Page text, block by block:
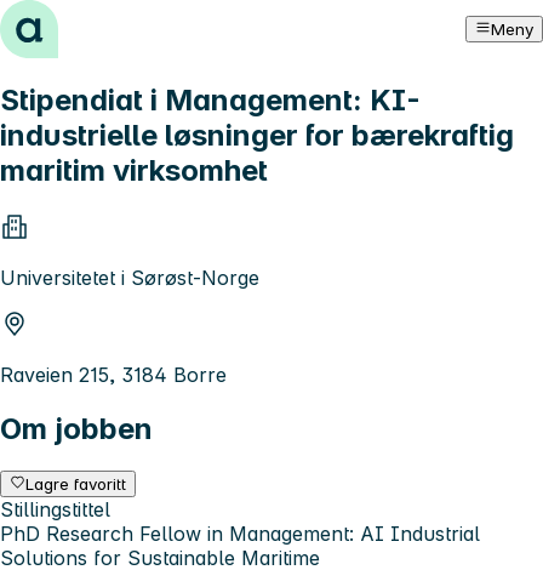
Hopp til innhold Meny
Stipendiat i Management: KI-
industrielle løsninger for bærekraftig
maritim virksomhet
Universitetet i Sørøst-Norge
Raveien 215, 3184 Borre
Om jobben
Lagre favoritt
Stillingstittel
PhD Research Fellow in Management: AI Industrial
Solutions for Sustainable Maritime